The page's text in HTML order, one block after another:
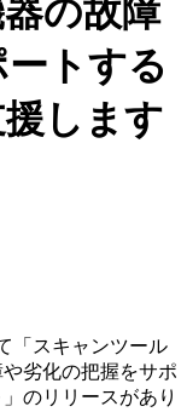
の故障
トする
します
「スキャンツール
劣化の把握をサポ
のリリースがあり